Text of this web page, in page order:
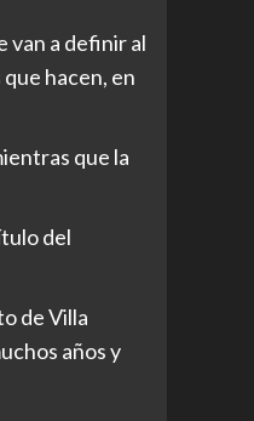
van a definir al
hacen, en
que la
del
de Villa
años y